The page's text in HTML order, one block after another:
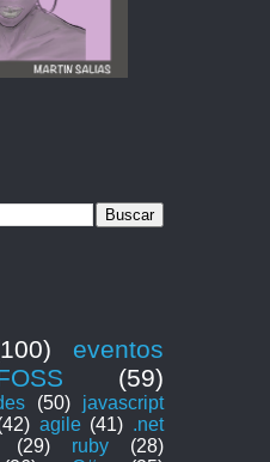
eventos
(59)
(50)
javascript
agile (41) .net
(29) ruby
(28)